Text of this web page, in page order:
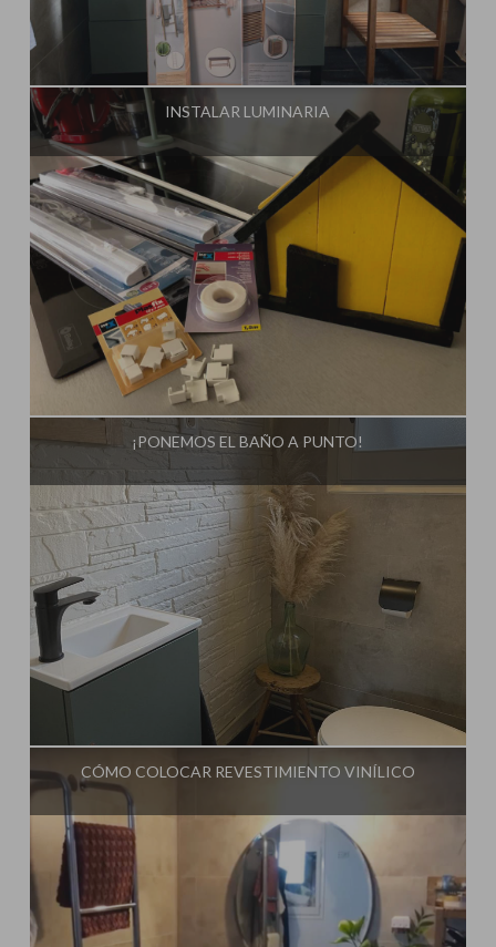
Influencer: Steffido
INSTALAR LUMINARIA
Influencer:
¡PONEMOS EL BAÑO A PUNTO!
Influencer: Steffido
CÓMO COLOCAR REVESTIMIENTO VINÍLICO